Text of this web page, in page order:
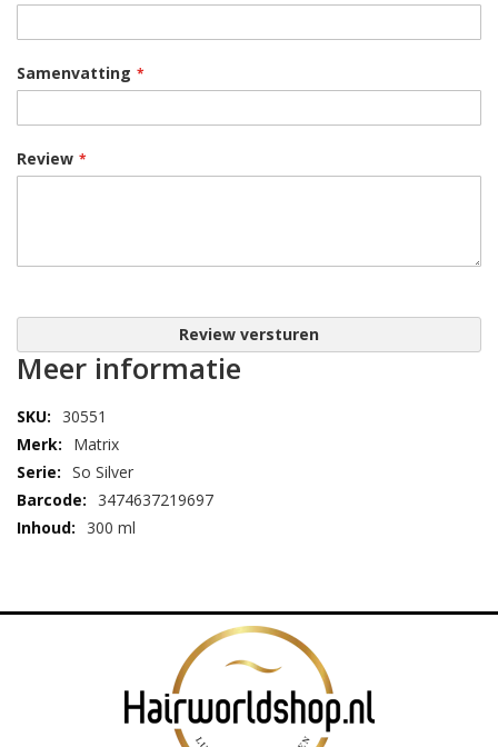
Samenvatting
Review
Review versturen
Meer informatie
30551
Matrix
So Silver
3474637219697
300 ml